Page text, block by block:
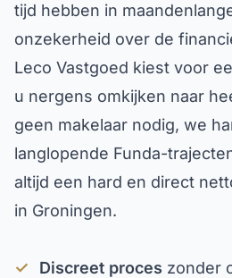
tijd hebben in
onzekerheid over de
Leco Vastgoed kiest voor
u nergens omkijken naar
geen makelaar nodig, we
langlopende Funda-
altijd een hard en direct
in Groningen.
✓ Discreet proces zonder